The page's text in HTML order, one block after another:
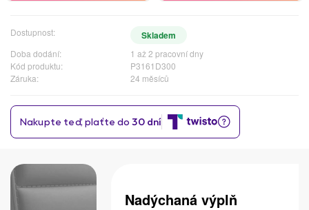
Dostupnost: Skladem
Doba dodání:
1 až 2 pracovní dny
Kód produktu:
P3161D300
Záruka:
24 měsíců
Nadýchaná výplň